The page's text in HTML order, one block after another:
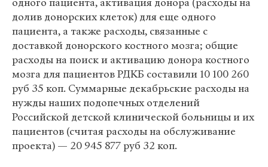
долив донорских клеток) для еще одного
пациента, а также расходы, связанные с
доставкой донорского костного мозга; общие
расходы на поиск и активацию донора костного
мозга для пациентов РДКБ составили 10 100 260
руб 35 коп. Суммарные декабрьские расходы на
нужды наших подопечных отделений
Российской детской клинической больницы и их
пациентов (считая расходы на обслуживание
проекта) — 20 945 877 руб 32 коп.